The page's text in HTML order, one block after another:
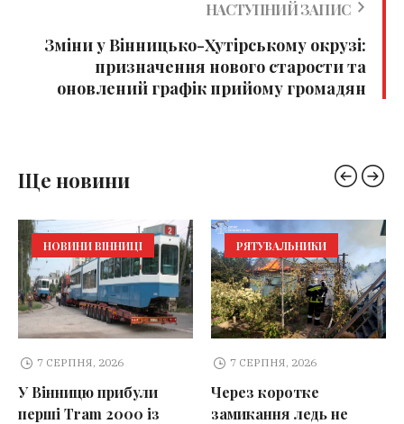
НАСТУПНИЙ ЗАПИС
Зміни у Вінницько-Хутірському окрузі:
призначення нового старости та
оновлений графік прийому громадян
Ще новини
НОВИНИ ВІННИЦІ
7 СЕРПНЯ, 2026
У Вінницю прибули
перші Tram 2000 із
РЯТУВАЛЬНИКИ
7 СЕРПНЯ, 2026
Через коротке
замикання ледь не